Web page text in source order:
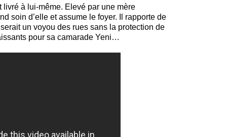
à lui-même. Elevé par une mère
soin d’elle et assume le foyer. Il rapporte de
un voyou des rues sans la protection de
pour sa camarade Yeni…